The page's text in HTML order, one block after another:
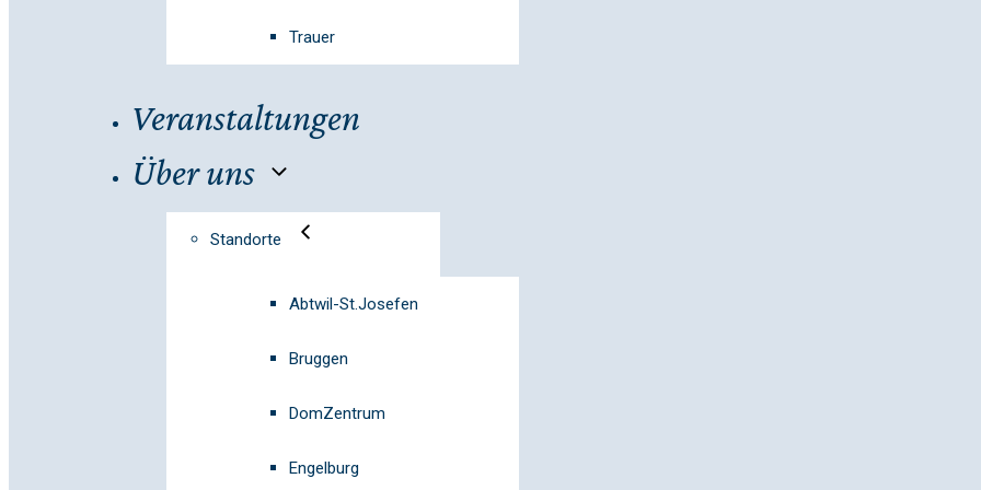
Trauer
Veranstaltungen
Über uns
Standorte
Abtwil-St.Josefen
Bruggen
DomZentrum
Engelburg